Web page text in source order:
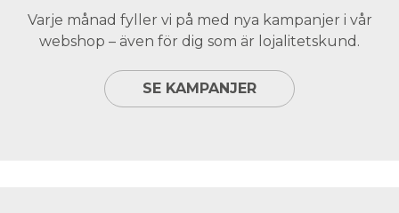
Varje månad fyller vi på med nya kampanjer i vår
webshop – även för dig som är lojalitetskund.
SE KAMPANJER